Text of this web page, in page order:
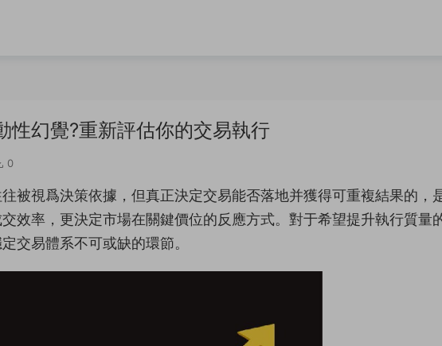
性幻覺?重新評估你的交易執行
0
被視爲決策依據，但真正決定交易能否落地并獲得可重複結果的，
效率，更決定市場在關鍵價位的反應方式。對于希望提升執行質量
交易體系不可或缺的環節。